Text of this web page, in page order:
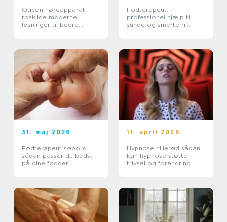
Oticon høreapparat
roskilde moderne
løsninger til bedre
Fodterapeut:
professionel hjælp til
sunde og smertefri
31. maj 2026
Fodterapeut søborg
sådan passer du bedst
på dine fødder
11. april 2026
Hypnose hillerød sådan
kan hypnose støtte
trivsel og forandring